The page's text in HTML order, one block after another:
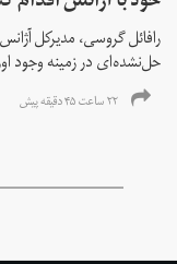
رافائل گروسی، مدیرکل
حل‌نشده‌ای در زمینه وجود
۲۲ ساعت ۴۵ دقیقه پیش